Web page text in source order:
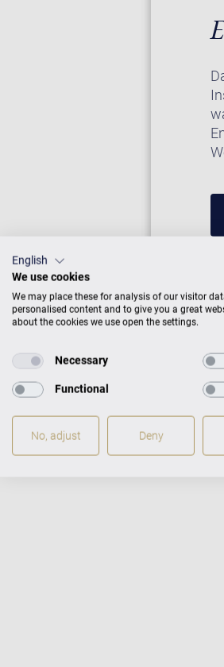
English
We use cookies
We may place these for analysis of our visitor
personalised content and to give you a great
about the cookies we use open the settings.
Necessary
Functional
No, adjust Deny